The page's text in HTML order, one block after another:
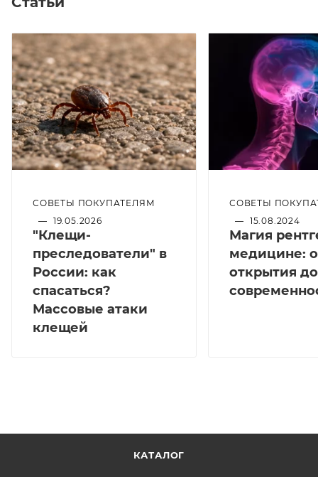
СОВЕТЫ ПОКУПАТЕЛЯМ
— 19.05.2026
"Клещи-
преследователи" в
России: как
спасаться?
Массовые атаки
клещей
СОВЕТЫ
— 15.08.2024
Магия
медицине:
открытия до
КАТАЛОГ